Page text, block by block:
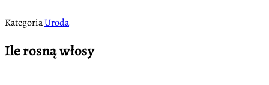
KategoriaUroda
Ile rosną włosy